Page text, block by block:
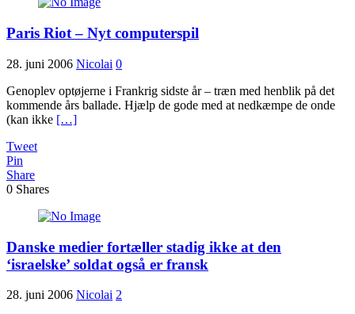
Paris Riot – Nyt computerspil
28. juni 2006 Nicolai 0
Genoplev optøjerne i Frankrig sidste år – træn med henblik på det
kommende års ballade. Hjælp de gode med at nedkæmpe de onde
(kan ikke […]
Tweet
Pin
Share
0 Shares
Danske medier fortæller stadig ikke at den
‘israelske’ soldat også er fransk
28. juni 2006 Nicolai 2